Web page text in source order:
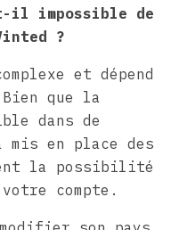
il impossible de
?
et dépend
que la
dans de
mis en place des
la possibilité
compte.